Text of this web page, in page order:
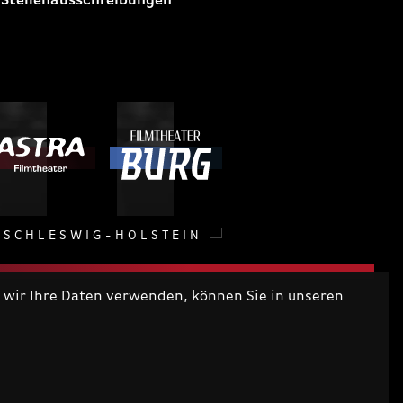
Ihre Daten verwenden, können Sie in unseren
SCHLESWIG-HOLSTEIN